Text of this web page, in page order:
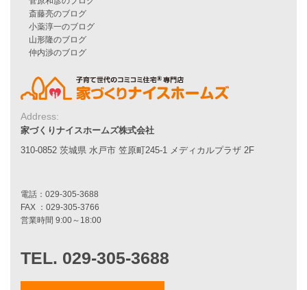
Smart2030
Sシリーズ
シンプルな平屋
エコハウス
耐震性能
家づくりの流れ
7つのポイント
平屋をお考えの方へ
施工事例一覧
家づくりストーリー
お客様の声
Address:
家づくりナイスホームズ株式会社
310-0852 茨城県 水戸市 笠原町245-1 メディカルプラザ 2F